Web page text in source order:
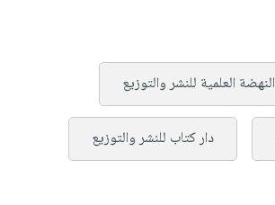
النهضة العلمية للنشر والتوزيع
دار كتاب للنشر والتوزيع